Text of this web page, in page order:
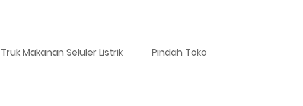
Truk Makanan Seluler Listrik Pindah Toko